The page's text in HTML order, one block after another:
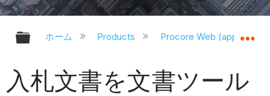
グローバル階層を展開/折りたたむ
ホーム Products Procore Web
入札文書を文書ツール